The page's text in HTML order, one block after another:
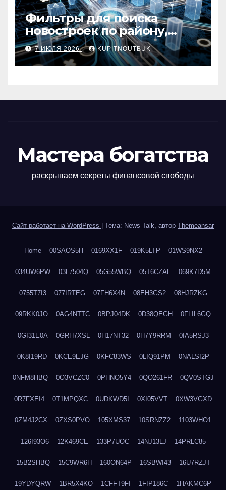
Фильтры для поиска
новостроек по району,
метро, площади и сроку
сдачи
7 ИЮЛЯ 2026 KUPITNOUTBUK
Мастера богатства
раскрываем секреты финансовой свободы
Сайт работает на WordPress Тема: News Talk, автор Themeansar
Home 00SAOS5H 0169XX1F 019K5LTP 01WS9NX2
034UW6PW 03L7504Q 05G55WBQ 05T6CZAL 069K7D5M
0755T7I3 077IRTEG 07FH6X4N 08EH3GS2 08HJRZKG
09RKK0JO 0AG4NTTC 0BPJ04DK 0D38QEGH 0FLIL6GQ
0GI31E0A 0GRH7XSL 0H17NT32 0H7Y9RRM 0IA5RSJ3
0K8I19RD 0KCE9EJG 0KFC83WS 0LIQ91PM 0NALSI2P
0NFM8HBQ 0O3VCZC0 0PHNO5Y4 0QO261FR 0QV0STGJ
0R7FXEI4 0T1MPQXC 0UDKWD5I 0XI05VVT 0XW3VGXD
0ZM4J2CX 0ZXS0PVO 105XMS37 10SRNZZ2 1103WHO1
126I93O6 12K469CE 133P7UOC 14NJ13LJ 14PRLC85
15B2SHBQ 15C9WR6H 160ON64P 16SBWI43 16U7RZJT
19YDYQRW 1BR5X4KO 1CFFT9FI 1FIP186C 1HAKMC6P